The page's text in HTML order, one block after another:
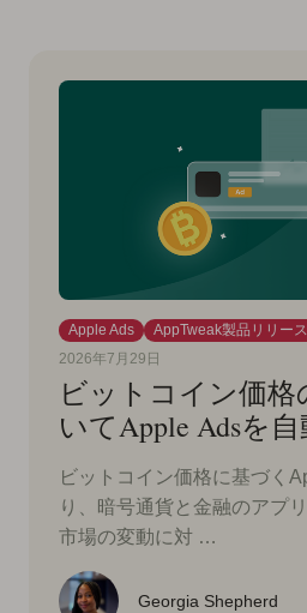
Apple Ads
AppTweak製品リリース
2026年7月29日
ビットコイン価
いてApple Adsを
ビットコイン価格に基づく
り、暗号通貨と金融のアプ
市場の変動に対 …
Georgia Shepherd